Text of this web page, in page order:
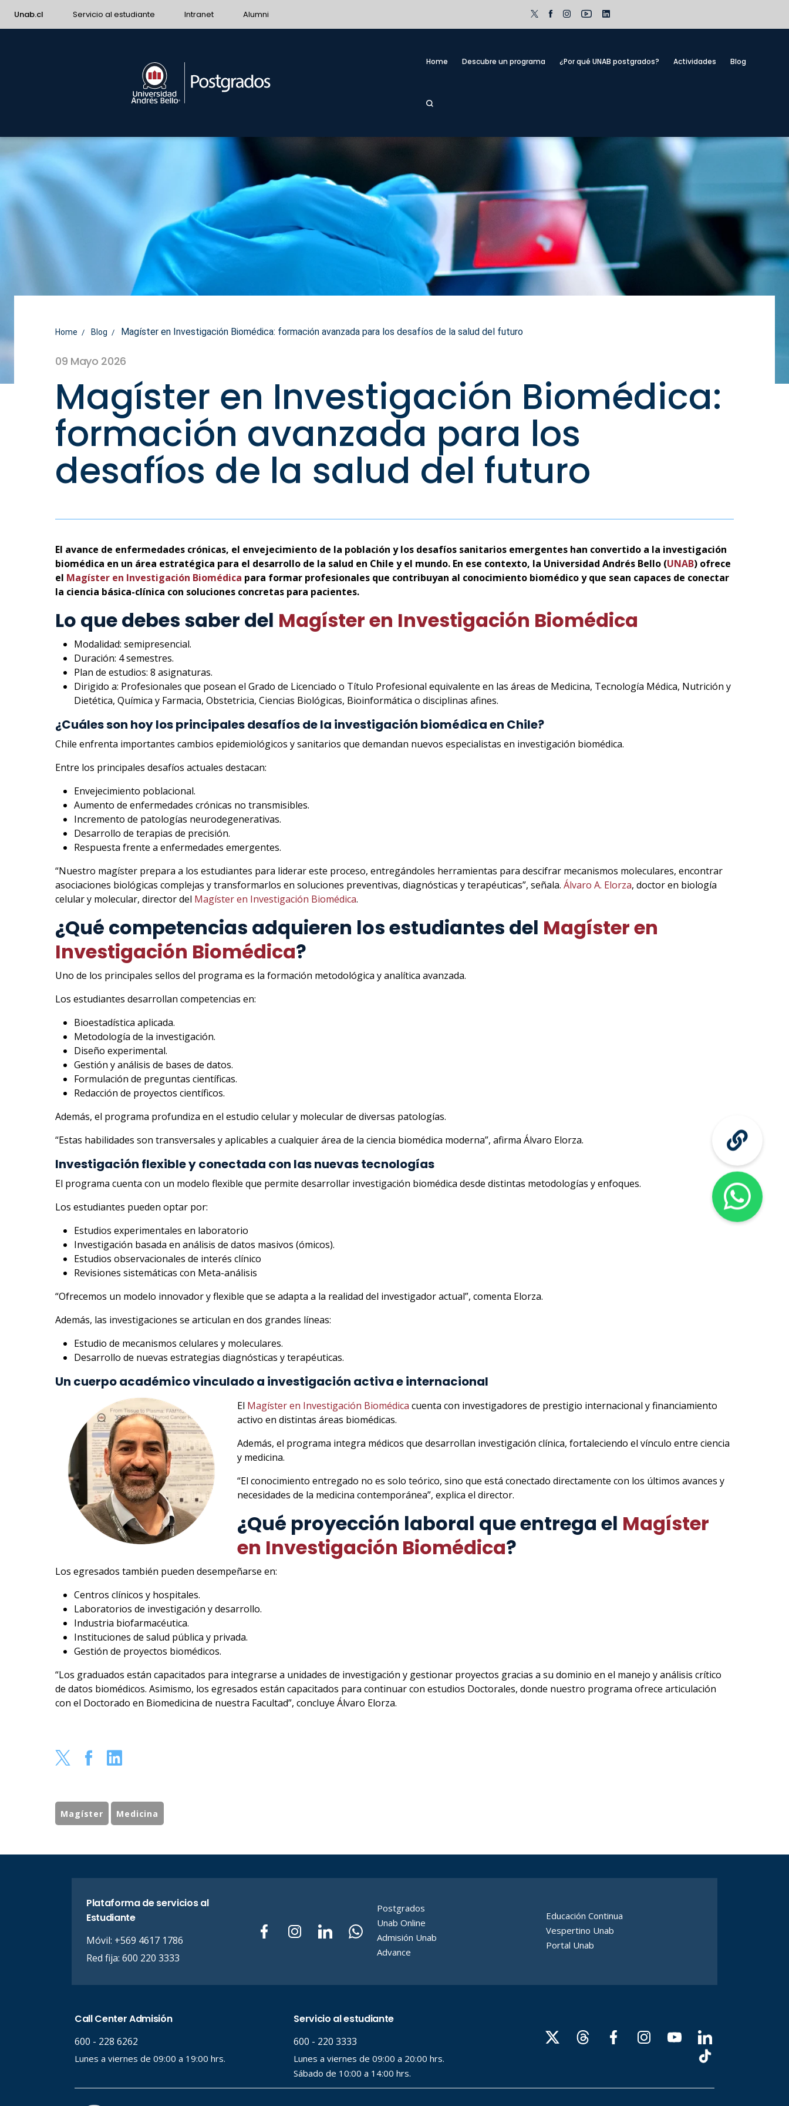
Unab.cl Servicio al estudiante Intranet Alumni
Home Descubre un programa ¿Por qué UNAB postgrados? Actividades Blog
Home Blog Magíster en Investigación Biomédica: formación avanzada para los desafíos de la salud del futuro
09 Mayo 2026
Magíster en Investigación Biomédica:
formación avanzada para los
desafíos de la salud del futuro
El avance de enfermedades crónicas, el envejecimiento de la población y los desafíos sanitarios emergentes han convertido a la investigación
biomédica en un área estratégica para el desarrollo de la salud en Chile y el mundo. En ese contexto, la Universidad Andrés Bello (UNAB) ofrece
el Magíster en Investigación Biomédica para formar profesionales que contribuyan al conocimiento biomédico y que sean capaces de conectar
la ciencia básica-clínica con soluciones concretas para pacientes.
Lo que debes saber del Magíster en Investigación Biomédica
Modalidad: semipresencial.
Duración: 4 semestres.
Plan de estudios: 8 asignaturas.
Dirigido a: Profesionales que posean el Grado de Licenciado o Título Profesional equivalente en las áreas de Medicina, Tecnología Médica, Nutrición y
Dietética, Química y Farmacia, Obstetricia, Ciencias Biológicas, Bioinformática o disciplinas afines.
¿Cuáles son hoy los principales desafíos de la investigación biomédica en Chile?
Chile enfrenta importantes cambios epidemiológicos y sanitarios que demandan nuevos especialistas en investigación biomédica.
Entre los principales desafíos actuales destacan:
Envejecimiento poblacional.
Aumento de enfermedades crónicas no transmisibles.
Incremento de patologías neurodegenerativas.
Desarrollo de terapias de precisión.
Respuesta frente a enfermedades emergentes.
“Nuestro magíster prepara a los estudiantes para liderar este proceso, entregándoles herramientas para descifrar mecanismos moleculares, encontrar
asociaciones biológicas complejas y transformarlos en soluciones preventivas, diagnósticas y terapéuticas”, señala. Álvaro A. Elorza, doctor en biología
celular y molecular, director del Magíster en Investigación Biomédica.
¿Qué competencias adquieren los estudiantes del Magíster en
Investigación Biomédica?
Uno de los principales sellos del programa es la formación metodológica y analítica avanzada.
Los estudiantes desarrollan competencias en:
Bioestadística aplicada.
Metodología de la investigación.
Diseño experimental.
Gestión y análisis de bases de datos.
Formulación de preguntas científicas.
Redacción de proyectos científicos.
Además, el programa profundiza en el estudio celular y molecular de diversas patologías.
“Estas habilidades son transversales y aplicables a cualquier área de la ciencia biomédica moderna”, afirma Álvaro Elorza.
Investigación flexible y conectada con las nuevas tecnologías
El programa cuenta con un modelo flexible que permite desarrollar investigación biomédica desde distintas metodologías y enfoques.
Los estudiantes pueden optar por:
Estudios experimentales en laboratorio
Investigación basada en análisis de datos masivos (ómicos).
Estudios observacionales de interés clínico
Revisiones sistemáticas con Meta-análisis
“Ofrecemos un modelo innovador y flexible que se adapta a la realidad del investigador actual”, comenta Elorza.
Además, las investigaciones se articulan en dos grandes líneas:
Estudio de mecanismos celulares y moleculares.
Desarrollo de nuevas estrategias diagnósticas y terapéuticas.
Un cuerpo académico vinculado a investigación activa e internacional
El Magíster en Investigación Biomédica cuenta con investigadores de prestigio internacional y financiamiento
activo en distintas áreas biomédicas.
Además, el programa integra médicos que desarrollan investigación clínica, fortaleciendo el vínculo entre ciencia
y medicina.
“El conocimiento entregado no es solo teórico, sino que está conectado directamente con los últimos avances y
necesidades de la medicina contemporánea”, explica el director.
¿Qué proyección laboral que entrega el Magíster
en Investigación Biomédica?
Los egresados también pueden desempeñarse en:
Centros clínicos y hospitales.
Laboratorios de investigación y desarrollo.
Industria biofarmacéutica.
Instituciones de salud pública y privada.
Gestión de proyectos biomédicos.
“Los graduados están capacitados para integrarse a unidades de investigación y gestionar proyectos gracias a su dominio en el manejo y análisis crítico
de datos biomédicos. Asimismo, los egresados están capacitados para continuar con estudios Doctorales, donde nuestro programa ofrece articulación
con el Doctorado en Biomedicina de nuestra Facultad”, concluye Álvaro Elorza.
Magíster Medicina